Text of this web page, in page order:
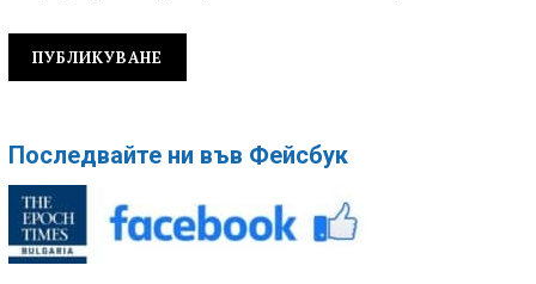
Последвайте ни във Фейсбук